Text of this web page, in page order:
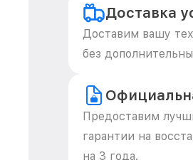
Доставка
Доставим вашу
без
Предоставим
гарантии на
на 3 года.